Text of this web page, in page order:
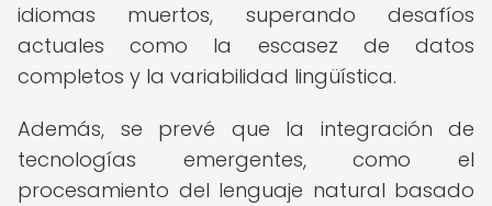
idiomas muertos, superando desafíos
actuales como la escasez de datos
completos y la variabilidad lingüística.
Además, se prevé que la integración de
tecnologías emergentes, como el
procesamiento del lenguaje natural basado